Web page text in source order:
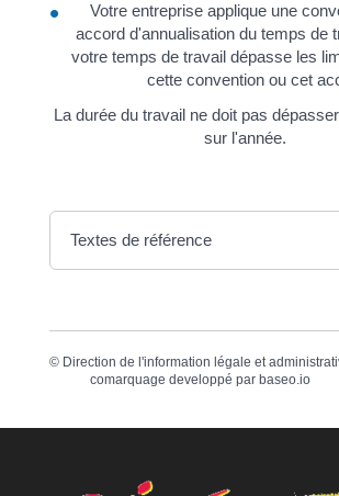
Votre entreprise applique une
accord d'annualisation du temps de
votre temps de travail dépasse les
cette convention ou cet
La durée du travail ne doit pas
sur l'année.
Textes de référence
© Direction de l'information légale et
comarquage developpé par baseo.io